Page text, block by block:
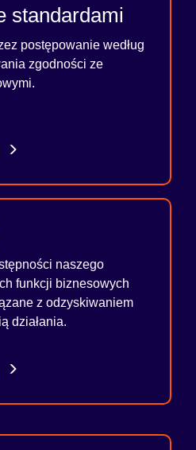
standardami
postępowanie według
zgodności ze
naszego
funkcji biznesowych
z odzyskiwaniem
działania.